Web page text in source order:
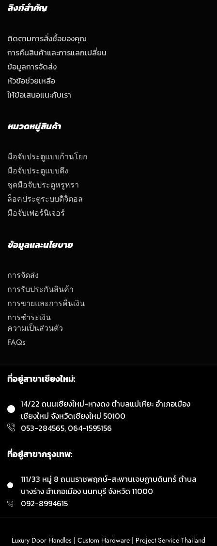
ลิงก์สำคัญ
ติดตามการสั่งซื้อของคุณ
การคืนสินค้าและการแลกเปลี่ยน
ข้อมูลการจัดส่ง
หัวข้อช่วยเหลือ
ให้ข้อเสนอแนะกับเรา
หมวดหมู่สินค้า
มือจับประตูแบบก้านโยก
มือจับประตูแบบดึง
ชุดมือจับประตูหรูหรา
ล็อคประตูระบบดิจิตอล
มือจับเฟอร์นิเจอร์
ข้อมูลและนโยบาย
การจัดส่ง
การรับประกันสินค้า
การขายและการคืนเงิน
การชำระเงิน
ความเป็นส่วนตัว
FAQs
ที่อยู่สาขาเชียงใหม่:
14/22 ถนนเชียงใหม่-หางดง ตำบลแม่เหียะ อำเภอเมือง
เชียงใหม่ จังหวัดเชียงใหม่ 50100
053-284565, 064-1595156
ที่อยู่สาขากรุงเทพ:
111/33 หมู่ 8 ถนนราชพฤกษ์-สะพานเจษฏาบดินทร์ ตำบล
บางร่าง อำเภอเมือง นนทบุรี จังหวัด 11000
092-8994615
Luxury Door Handles | Custom Hardware | Project Service Thailand